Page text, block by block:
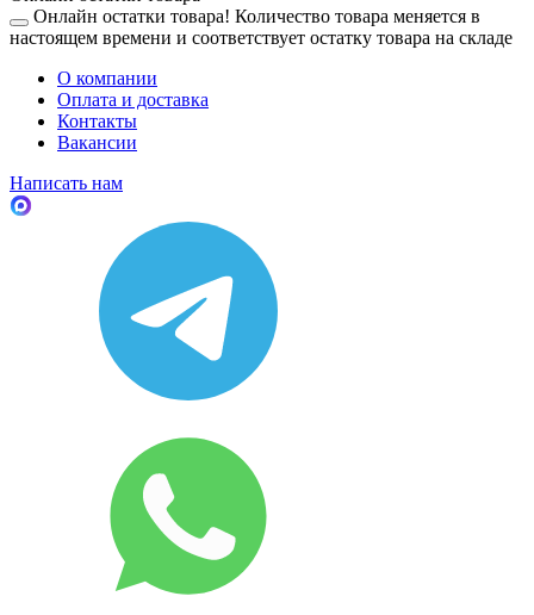
Онлайн остатки товара! Количество товара меняется в
настоящем времени и соответствует остатку товара на складе
О компании
Оплата и доставка
Контакты
Вакансии
Написать нам